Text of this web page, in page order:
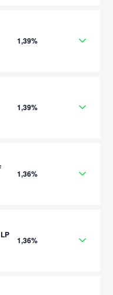
1,39%
1,39%
1,36%
1,36%